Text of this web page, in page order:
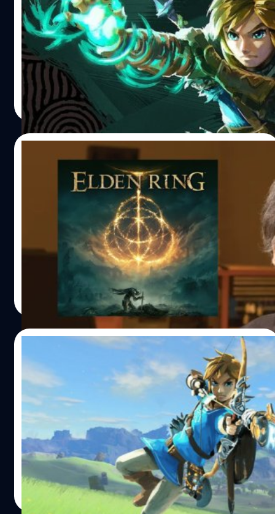
Zelda: Tears of the Kingdom
สิทธิบัตรทั้งหมด 32 ฉบับต่อสาธารณะ โดย 31 ฉบับมีความ
เกี่ยวข้องกับ Tears of the Kingdom โดยเฉพาะ
วงศกร ปฐมชัยวัฒน์ | 1094 days ago
Read More
ผู้สร้าง Zelda ไม่ได้เอาเกมเพลย์ Elden Ring
มาใส่ใน Tears of the Kingdom เพราะไม่มี
โปรดิวเซอร์ของ Zelda ได้กล่าว่าเขาและทีมงานยุ่งมากเพราะ
ใช้เวลาเกือบทั้งหมดในการพัฒนาเกม ทำให้ไม่มีโอกาสเล่น
เกมอื่นเช่น Elden Ring เลย
| 1124 days ago
06/07/2023
แฟนเกม Zelda ยิงธนูระเบิดใส่ป้าย Elon
Musk ในเกมเพราะไม่พอใจระบบ Twitter ใหม่
แฟนเกม The Legend of Zelda: Tears of the Kingdom ชาว
ญี่ปุ่น ที่ไม่พอใจกับการปรับเปลี่ยนระบบของ Twitter สื่อโซเชีย
ลชื่อดัง
วงศกร ปฐมชัยวัฒน์| 1129 days ago
Read More